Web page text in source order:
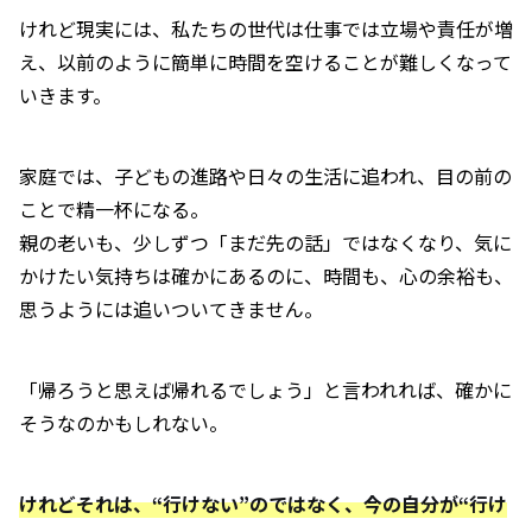
けれど現実には、私たちの世代は仕事では立場や責任が増
え、以前のように簡単に時間を空けることが難しくなって
いきます。
家庭では、子どもの進路や日々の生活に追われ、目の前の
ことで精一杯になる。
親の老いも、少しずつ「まだ先の話」ではなくなり、気に
かけたい気持ちは確かにあるのに、時間も、心の余裕も、
思うようには追いついてきません。
「帰ろうと思えば帰れるでしょう」と言われれば、確かに
そうなのかもしれない。
けれどそれは、“行けない”のではなく、今の自分が“行け